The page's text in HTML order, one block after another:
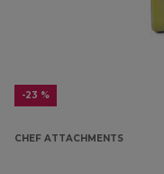
-23 %
CHEF ATTACHMENTS